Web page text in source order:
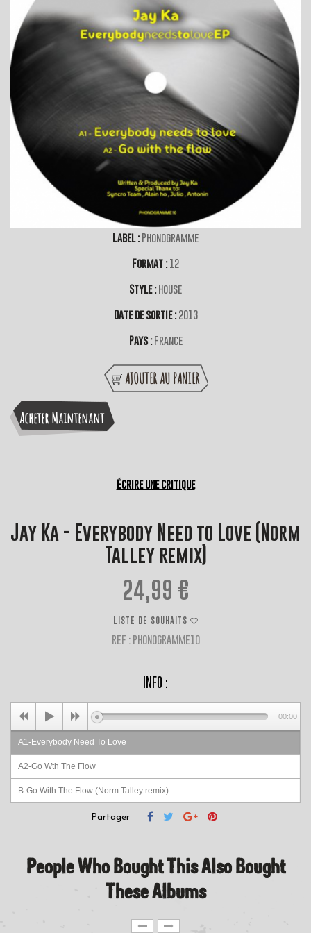
Label :Phonogramme
Format :12
Style :House
Date de sortie :2013
Pays :France
AJOUTER AU PANIER
Acheter Maintenant
Écrire une critique
Jay Ka - Everybody Need to Love (Norm
Talley remix)
24,99 €
LISTE DE SOUHAITS
REF : PHONOGRAMME10
INFO :
A1-Everybody Need To Love
A2-Go Wth The Flow
B-Go With The Flow (Norm Talley remix)
00:00
Partager
People Who Bought This Also Bought
These Albums